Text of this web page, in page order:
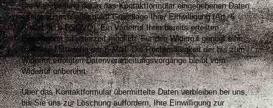
Die Verarbeitung der in das Kontaktformular eingegebenen Daten
erfolgt ausschließlich auf Grundlage Ihrer Einwilligung (Art. 6
Abs. 1 lit. a DSGVO). Ein Widerruf Ihrer bereits erteilten
Einwilligung ist jederzeit möglich. Für den Widerruf genügt eine
formlose Mitteilung per E-Mail. Die Rechtmäßigkeit der bis zum
Widerruf erfolgten Datenverarbeitungsvorgänge bleibt vom
Widerruf unberührt.
Über das Kontaktformular übermittelte Daten verbleiben bei uns,
bis Sie uns zur Löschung auffordern, Ihre Einwilligung zur